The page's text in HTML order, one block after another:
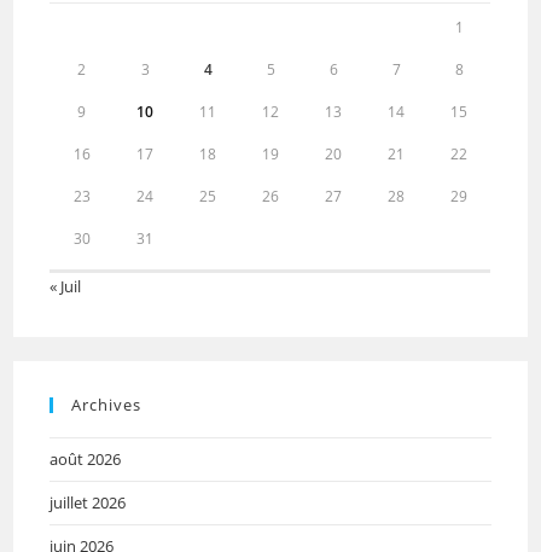
1
2 3 4 5 6 7 8
9 10 11 12 13 14 15
16 17 18 19 20 21 22
23 24 25 26 27 28 29
30 31
« Juil
Archives
août 2026
juillet 2026
juin 2026